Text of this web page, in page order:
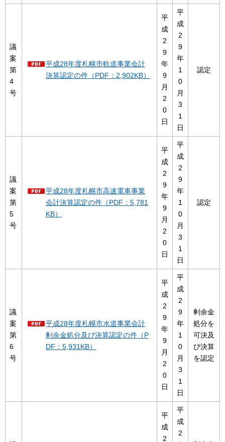
議
案
第
4
号
平成28年度札幌市軌道事業会計
決算認定の件（PDF：2,902KB）
平
成
2
9
年
9
月
2
0
日
平
成
2
9
年
1
0
月
3
1
日
認定
議
案
第
5
号
平成28年度札幌市高速電車事業
会計決算認定の件（PDF：5,781
KB）
平
成
2
9
年
9
月
2
0
日
平
成
2
9
年
1
0
月
3
1
日
認定
議
案
第
6
号
平成28年度札幌市水道事業会計
剰余金処分及び決算認定の件（P
DF：5,931KB）
平
成
2
9
年
9
月
2
0
日
平
成
2
9
年
1
0
月
3
1
日
剰余金
処分を
可決及
び決算
を認定
平
成
2
平
成
2